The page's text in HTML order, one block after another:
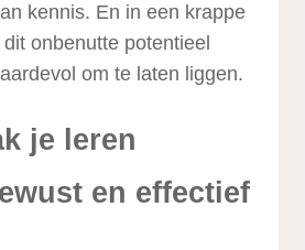
kennis. En in een krappe
onbenutte potentieel
om te laten liggen.
je leren
en effectief